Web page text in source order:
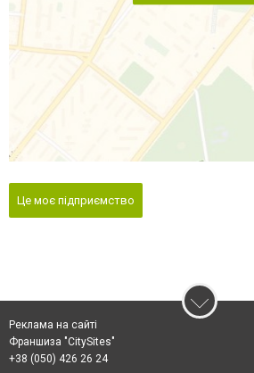
Це моє підприємство
Реклама на сайті
Франшиза "CitySites"
+38 (050) 426 26 24